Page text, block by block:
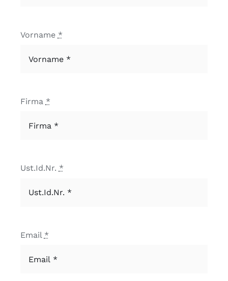
Vorname *
Firma *
Ust.Id.Nr. *
Email *